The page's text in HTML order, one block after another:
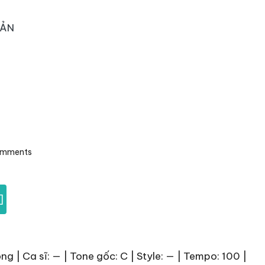
| Ca sĩ: — | Tone gốc: C | Style: — | Tempo: 100 |